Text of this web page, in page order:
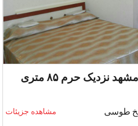
نزدیک حرم ۸۵ متری
طوسی مشاهده جزیئات